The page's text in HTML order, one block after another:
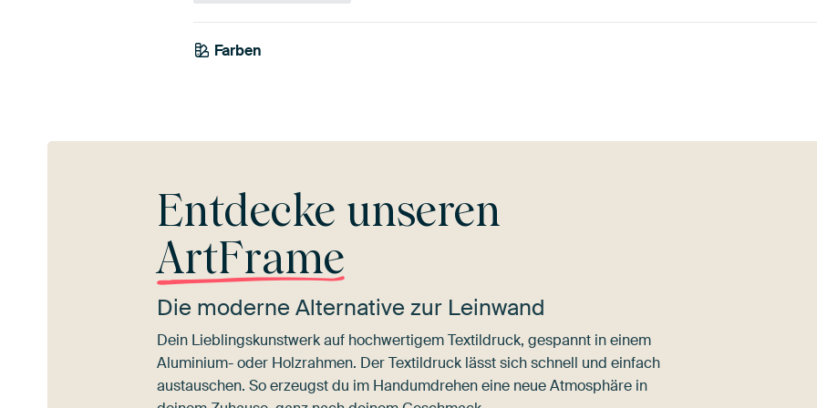
Farben
Grau
Entdecke unseren
ArtFrame
Die moderne Alternative zur Leinwand
Dein Lieblingskunstwerk auf hochwertigem Textildruck, gespannt in einem
Aluminium- oder Holzrahmen. Der Textildruck lässt sich schnell und einfach
austauschen. So erzeugst du im Handumdrehen eine neue Atmosphäre in